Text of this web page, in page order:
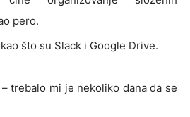
pero.
što su Slack i Google Drive.
trebalo mi je nekoliko dana da se